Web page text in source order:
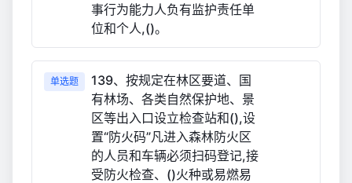
事行为能力人负有监护责任单
位和个人,()。
单选题
139、按规定在林区要道、国
有林场、各类自然保护地、景
区等出入口设立检查站和(),设
置“防火码”凡进入森林防火区
的人员和车辆必须扫码登记,接
受防火检查、()火种或易燃易